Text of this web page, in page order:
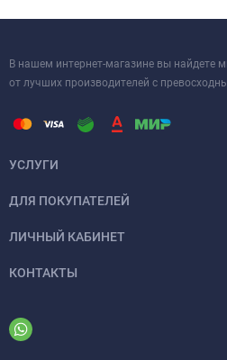
В нашем интернет-магазине вы найдете
от лучших производителей с
УСЛУГИ
ДЛЯ ПОКУПАТЕЛЕЙ
ЛИЧНЫЙ КАБИНЕТ
КОНТАКТЫ